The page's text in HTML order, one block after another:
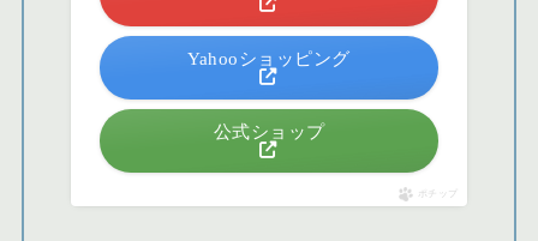
Yahooショッピング
公式ショップ
ポチップ